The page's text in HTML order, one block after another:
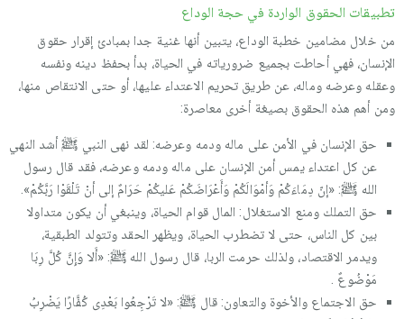
تطبيقات الحقوق الواردة في حجة الوداع
من خلال مضامين خطبة الوداع، يتبين أنها غنية جدا بمبادئ إقرار حقوق
الإنسان، فهي أحاطت بجميع ضرورياته في الحياة، بدأ بحفظ دينه ونفسه
وعقله وعرضه وماله، عن طريق تحريم الاعتداء عليها، أو حتى الانتقاص منها،
ومن أهم هذه الحقوق بصيغة أخرى معاصرة:
حق الإنسان في الأمن على ماله ودمه وعرضه: لقد نهى النبي ﷺ أشد النهي
عن كل اعتداء يمس أمن الإنسان على ماله ودمه وعرضه، فقد قال رسول
الله ﷺ: «إنّ دِمَاءَكُمْ وَأمْوَالَكُمْ وَأَعْرَاضَكُمْ عَليكُمْ حَرَامٌ إلى أنْ تَلْقَوْا رَبَّكُمْ».
حق التملك ومنع الاستغلال: المال قوام الحياة، وينبغي أن يكون متداولا
بين كل الناس، حتى لا تضطرب الحياة، ويظهر الحقد وتتولد الطبقية،
ويدمر الاقتصاد، ولذلك حرمت الربا، قال رسول الله ﷺ: «أَلا وَإِنَّ كُلَّ رِبَا
مَوْضُوعٌ .
حق الاجتماع والأخوة والتعاون: قال ﷺ: «لا تَرْجِعُوا بَعْدِى كُفَّارًا يَضْرِبُ